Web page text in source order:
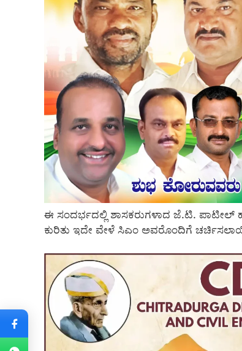
ಈ ಸಂದರ್ಭದಲ್ಲಿ ಶಾಸಕರುಗಳಾದ ಜೆ.ಟಿ. ಪಾಟೀಲ್
ಕುರಿತು ಇದೇ ವೇಳೆ ಸಿಎಂ ಅವರೊಂದಿಗೆ